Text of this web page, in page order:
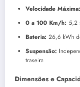
Velocidade Máxima:
0 a 100 Km/h: 5,2
Bateria: 26,6 kWh
Suspensão:
traseira
Dimensões e